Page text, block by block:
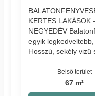
KERTES LAKÁSOK
NEGYEDÉV
egyik
Hosszú, sekély vizű
Belső terület
67 m²